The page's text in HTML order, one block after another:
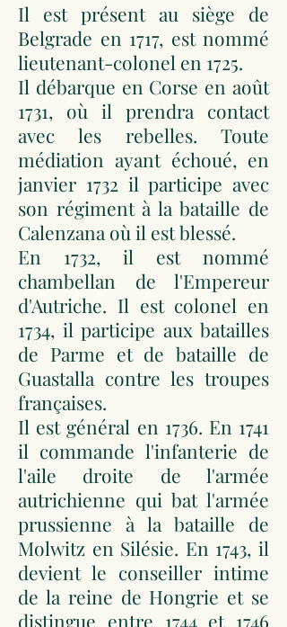
Il est présent au siège de
Belgrade en 1717, est nommé
lieutenant-colonel en 1725.
Il débarque en Corse en août
1731, où il prendra contact
avec les rebelles. Toute
médiation ayant échoué, en
janvier 1732 il participe avec
son régiment à la bataille de
Calenzana où il est blessé.
En 1732, il est nommé
chambellan de l'Empereur
d'Autriche. Il est colonel en
1734, il participe aux batailles
de Parme et de bataille de
Guastalla contre les troupes
françaises.
Il est général en 1736. En 1741
il commande l'infanterie de
l'aile droite de l'armée
autrichienne qui bat l'armée
prussienne à la bataille de
Molwitz en Silésie. En 1743, il
devient le conseiller intime
de la reine de Hongrie et se
distingue entre 1744 et 1746